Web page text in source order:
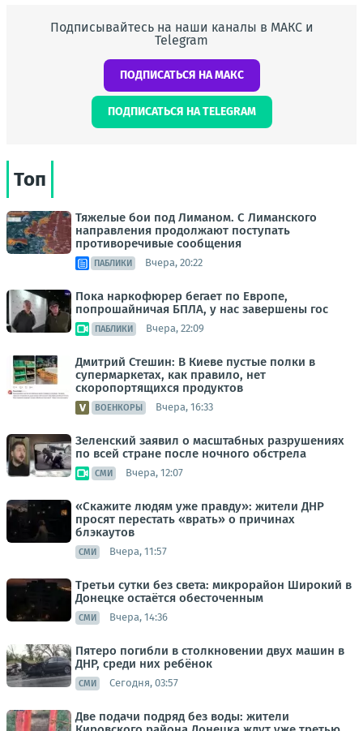
Подписывайтесь на наши каналы в МАКС и
Telegram
ПОДПИСАТЬСЯ НА МАКС
ПОДПИСАТЬСЯ НА TELEGRAM
Топ
Тяжелые бои под Лиманом. С Лиманского
направления продолжают поступать
противоречивые сообщения
ПАБЛИКИ Вчера, 20:22
Пока наркофюрер бегает по Европе,
попрошайничая БПЛА, у нас завершены гос
ПАБЛИКИ Вчера, 22:09
Дмитрий Стешин: В Киеве пустые полки в
супермаркетах, как правило, нет
скоропортящихся продуктов
ВОЕНКОРЫ Вчера, 16:33
Зеленский заявил о масштабных разрушениях
по всей стране после ночного обстрела
СМИ Вчера, 12:07
«Скажите людям уже правду»: жители ДНР
просят перестать «врать» о причинах
блэкаутов
СМИ Вчера, 11:57
Третьи сутки без света: микрорайон Широкий в
Донецке остаётся обесточенным
СМИ Вчера, 14:36
Пятеро погибли в столкновении двух машин в
ДНР, среди них ребёнок
СМИ Сегодня, 03:57
Две подачи подряд без воды: жители